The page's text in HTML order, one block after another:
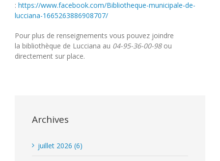
: https://www.facebook.com/Bibliotheque-municipale-de-
lucciana-1665263886908707/
Pour plus de renseignements vous pouvez joindre
la bibliothèque de Lucciana au 04-95-36-00-98ou
directement sur place.
Archives
juillet 2026 (6)